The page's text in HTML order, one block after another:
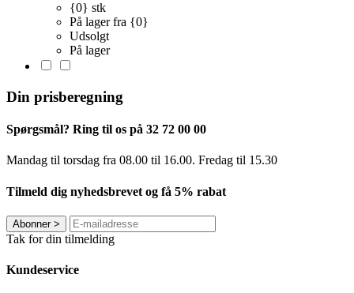
{0} stk
På lager fra {0}
Udsolgt
På lager
Din prisberegning
Spørgsmål? Ring til os på 32 72 00 00
Mandag til torsdag fra 08.00 til 16.00. Fredag ​​til 15.30
Tilmeld dig nyhedsbrevet og få 5% rabat
Abonner>
Tak for din tilmelding
Kundeservice